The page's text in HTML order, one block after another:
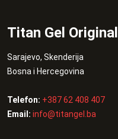
Titan Gel Original
Sarajevo, Skenderija
Bosna i Hercegovina
Telefon: +387 62 408 407
Email: info@titangel.ba